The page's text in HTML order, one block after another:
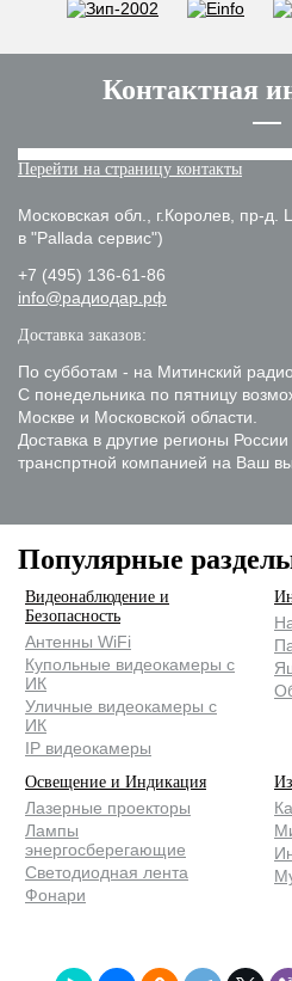
Контактная
Перейти на страницу контакты
Московская обл., г.Королев, пр-д.
в "Pallada сервис")
+7 (495) 136-61-86
info@радиодар.рф
Доставка заказов:
По субботам - на Митинский
С понедельника по пятницу
Москве и Московской области.
Доставка в другие регионы
транспртной компанией на Ваш
Популярные
Видеонаблюдение и
Безопасность
Антенны WiFi
Купольные видеокамеры с
ИК
Уличные видеокамеры с
ИК
IP видеокамеры
Освещение и Индикация
Лазерные проекторы
Лампы
энергосберегающие
Светодиодная лента
Фонари